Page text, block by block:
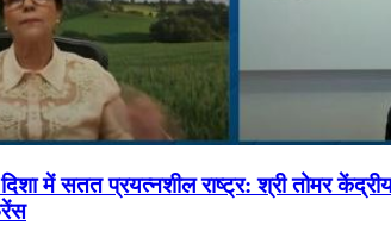
में सतत प्रयत्नशील राष्ट्र: श्री तोमर